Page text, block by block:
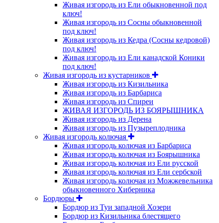
Живая изгородь из Ели обыкновенной под
ключ!
Живая изгородь из Сосны обыкновенной
под ключ!
Живая изгородь из Кедра (Сосны кедровой)
под ключ!
Живая изгородь из Ели канадской Коники
под ключ!
Живая изгородь из кустарников
Живая изгородь из Кизильника
Живая изгородь из Барбариса
Живая изгородь из Спиреи
ЖИВАЯ ИЗГОРОДЬ ИЗ БОЯРЫШНИКА
Живая изгородь из Дерена
Живая изгородь из Пузыреплодника
Живая изгородь колючая
Живая изгородь колючая из Барбариса
Живая изгородь колючая из Боярышника
Живая изгородь колючая из Ели русской
Живая изгородь колючая из Ели сербской
Живая изгородь колючая из Можжевельника
обыкновенного Хиберника
Бордюры
Бордюр из Туи западной Хозери
Бордюр из Кизильника блестящего